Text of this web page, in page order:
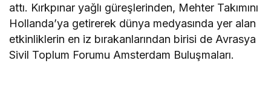
attı. Kırkpınar yağlı güreşlerinden, Mehter Takımını
Hollanda’ya getirerek dünya medyasında yer alan
etkinliklerin en iz bırakanlarından birisi de Avrasya
Sivil Toplum Forumu Amsterdam Buluşmaları.